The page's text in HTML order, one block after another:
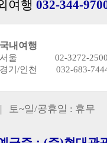
여행 032-344-
국내여행
서울 02-3272-
경기/인천 032-683-
~일/공휴일 : 휴무